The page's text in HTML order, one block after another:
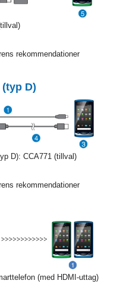
rekommendationer
D)
D): CCA771 (tillval)
rekommendationer
(med HDMI-uttag)